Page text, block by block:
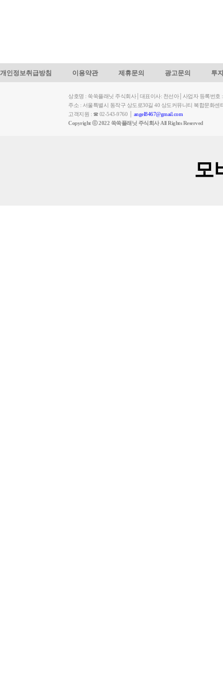
개인정보취급방침 이용약관 제휴문의 광고문의 투
상호명 : 쑥쑥플래닛 주식회사│대표이사: 천선아│사업자 등록번호
주소 : 서울특별시 동작구 상도로30길 40 상도커뮤니티 복합문화
고객지원 : ☎ 02-543-9760 │ angel8467@gmail.com
Copyright ⓒ 2022 쑥쑥플래닛 주식회사 All Rights Reserved
모